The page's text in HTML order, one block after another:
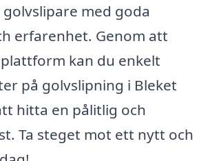
med goda
erfarenhet. Genom att
kan du enkelt
på golvslipning i Bleket
hitta en pålitlig och
Ta steget mot ett nytt och